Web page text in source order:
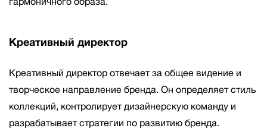
Креативный директор
Креативный директор отвечает за общее видение и
творческое направление бренда. Он определяет стиль
коллекций, контролирует дизайнерскую команду и
разрабатывает стратегии по развитию бренда.